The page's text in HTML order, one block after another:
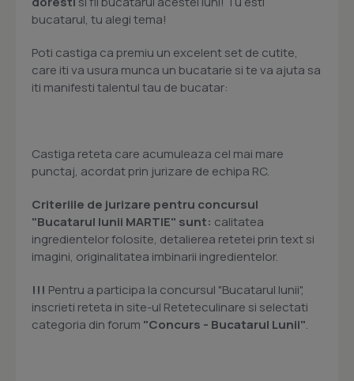
bucatarul, tu alegi tema!
Poti castiga ca premiu un excelent set de cutite,
care iti va usura munca un bucatarie si te va ajuta sa
iti manifesti talentul tau de bucatar:
Castiga reteta care acumuleaza cel mai mare
punctaj, acordat prin jurizare de echipa RC.
Criteriile de jurizare pentru concursul
"Bucatarul lunii MARTIE" sunt: calitatea
ingredientelor folosite, detalierea retetei prin text si
imagini, originalitatea imbinarii ingredientelor.
!!! Pentru a participa la concursul "Bucatarul lunii",
inscrieti reteta in site-ul Reteteculinare si selectati
categoria din forum "Concurs - Bucatarul Lunii".